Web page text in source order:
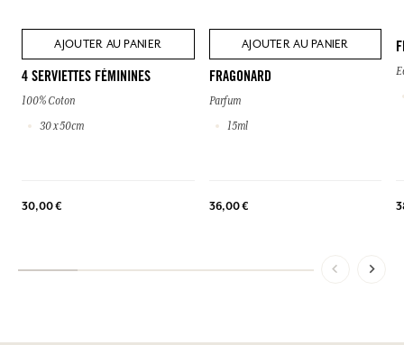
AJOUTER AU PANIER
4 SERVIETTES FÉMININES
100% Coton
30 x 50cm
30,00 €
AJOUTER AU PANIER
FRAGONARD
Parfum
15ml
36,00 €